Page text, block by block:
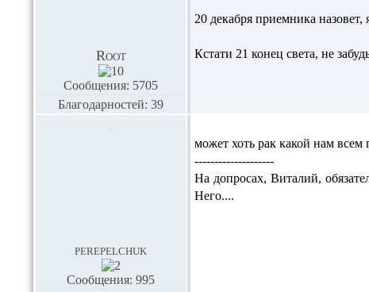
Root
Сообщения: 5705
Благодарностей: 39
20 декабря приемника
Кстати 21 конец света, не
perepelchuk
Сообщения: 995
может хоть рак какой нам
--------------------
На допросах, Виталий,
Него....